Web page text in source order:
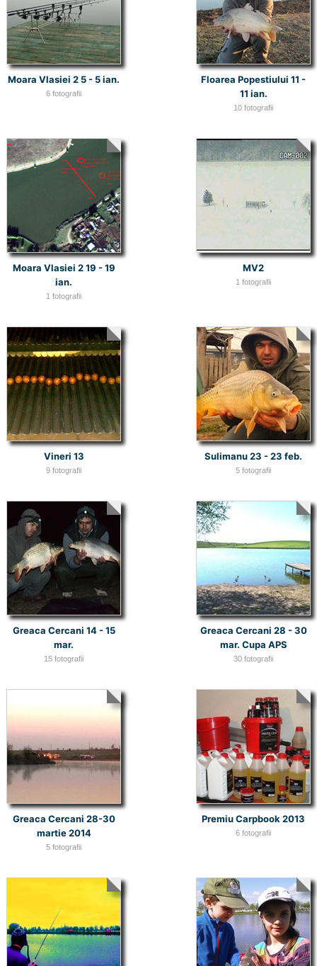
Moara Vlasiei 2 5 - 5 ian.
6 fotografii
Floarea Popestiului 11 -
11 ian.
10 fotografii
Moara Vlasiei 2 19 - 19
ian.
1 fotografii
MV2
1 fotografii
Vineri 13
9 fotografii
Sulimanu 23 - 23 feb.
5 fotografii
Greaca Cercani 14 - 15
mar.
15 fotografii
Greaca Cercani 28 - 30
mar. Cupa APS
30 fotografii
Greaca Cercani 28-30
martie 2014
5 fotografii
Premiu Carpbook 2013
6 fotografii